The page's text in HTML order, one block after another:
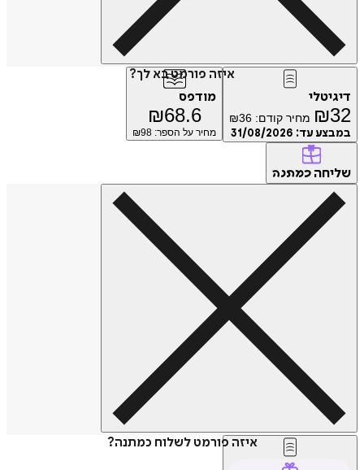
איזה פורמט בא לך?
דיגיטלי
₪32 מחיר קודם: ₪36
במבצע עד: 31/08/2026
מודפס
₪68.6
מחיר על הספר: ₪ 98
שליחה כמתנה
איזה פורמט לשלוח כמתנה?